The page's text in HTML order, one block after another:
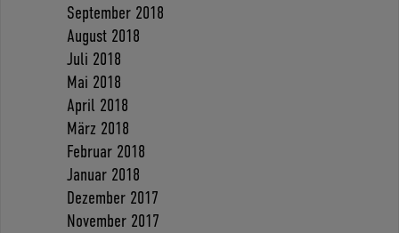
September 2018
August 2018
Juli 2018
Mai 2018
April 2018
März 2018
Februar 2018
Januar 2018
Dezember 2017
November 2017